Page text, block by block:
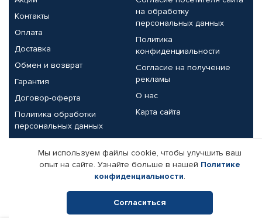
Контакты
Оплата
Доставка
Обмен и возврат
Гарантия
Договор-оферта
Политика обработки
персональных данных
на обработку
персональных данных
Политика
конфиденциальности
Согласие на получение
рекламы
О нас
Карта сайта
Партнерам
Корпоративным клиентам
Поставщикам
Реквизиты компании
Мы используем файлы cookie, чтобы улучшить ваш
опыт на сайте. Узнайте больше в нашей Политике
конфиденциальности.
Согласиться